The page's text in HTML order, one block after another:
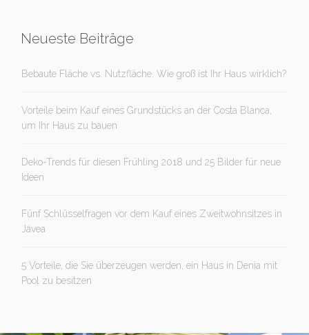
Neueste Beiträge
Bebaute Fläche vs. Nutzfläche. Wie groß ist Ihr Haus wirklich?
Vorteile beim Kauf eines Grundstücks an der Costa Blanca,
um Ihr Haus zu bauen
Deko-Trends für diesen Frühling 2018 und 25 Bilder für neue
Ideen
Fünf Schlüsselfragen vor dem Kauf eines Zweitwohnsitzes in
Jávea
5 Vorteile, die Sie überzeugen werden, ein Haus in Denia mit
Pool zu besitzen